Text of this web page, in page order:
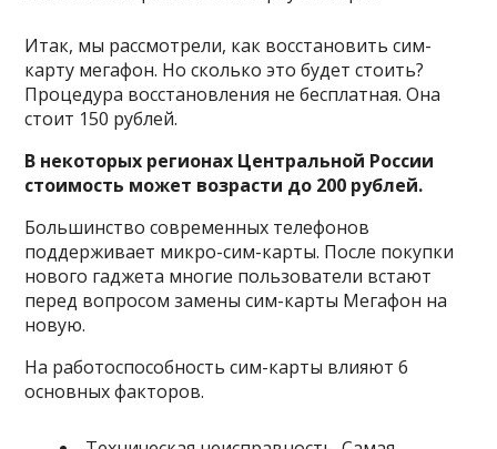
Итак, мы рассмотрели, как восстановить сим-
карту мегафон. Но сколько это будет стоить?
Процедура восстановления не бесплатная. Она
стоит 150 рублей.
В некоторых регионах Центральной России
стоимость может возрасти до 200 рублей.
Большинство современных телефонов
поддерживает микро-сим-карты. После покупки
нового гаджета многие пользователи встают
перед вопросом замены сим-карты Мегафон на
новую.
На работоспособность сим-карты влияют 6
основных факторов.